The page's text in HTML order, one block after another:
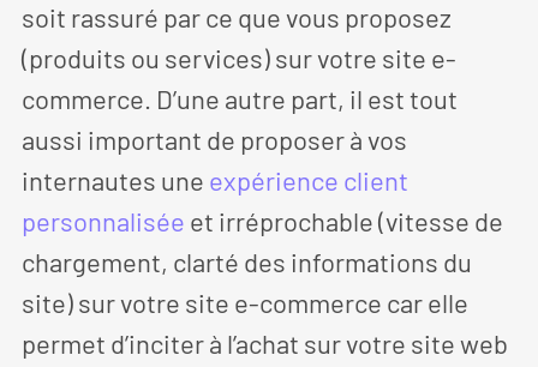
soit rassuré par ce que vous proposez
(produits ou services) sur votre site e-
commerce. D’une autre part, il est tout
aussi important de proposer à vos
internautes une expérience client
personnalisée et irréprochable (vitesse de
chargement, clarté des informations du
site) sur votre site e-commerce car elle
permet d’inciter à l’achat sur votre site web